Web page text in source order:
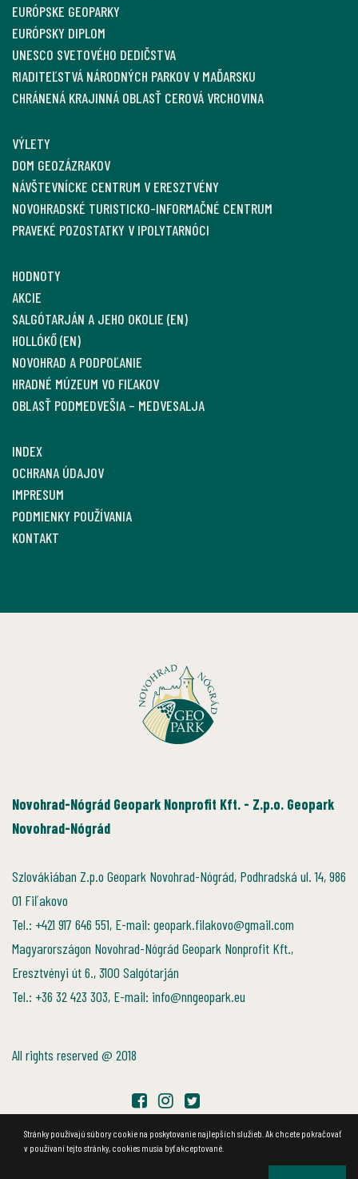
EURÓPSKE GEOPARKY
EURÓPSKY DIPLOM
UNESCO SVETOVÉHO DEDIČSTVA
RIADITEĽSTVÁ NÁRODNÝCH PARKOV V MAĎARSKU
CHRÁNENÁ KRAJINNÁ OBLASŤ CEROVÁ VRCHOVINA
VÝLETY
DOM GEOZÁZRAKOV
NÁVŠTEVNÍCKE CENTRUM V ERESZTVÉNY
NOVOHRADSKÉ TURISTICKO-INFORMAČNÉ CENTRUM
PRAVEKÉ POZOSTATKY V IPOLYTARNÓCI
HODNOTY
AKCIE
SALGÓTARJÁN A JEHO OKOLIE (EN)
HOLLÓKŐ (EN)
NOVOHRAD A PODPOĽANIE
HRADNÉ MÚZEUM VO FIĽAKOV
OBLASŤ PODMEDVEŠIA – MEDVESALJA
INDEX
OCHRANA ÚDAJOV
IMPRESUM
PODMIENKY POUŽÍVANIA
KONTAKT
Novohrad-Nógrád Geopark Nonprofit Kft. - Z.p.o. Geopark
Novohrad-Nógrád
Szlovákiában Z.p.o Geopark Novohrad-Nógrád, Podhradská ul. 14, 986
01 Fiľakovo
Tel.: +421 917 646 551, E-mail: geopark.filakovo@gmail.com
Magyarországon Novohrad-Nógrád Geopark Nonprofit Kft.,
Eresztvényi út 6., 3100 Salgótarján
Tel.: +36 32 423 303, E-mail: info@nngeopark.eu
All rights reserved @ 2018
Stránky používajú súbory cookie na poskytovanie najlepších služieb. Ak chcete pokračovať
v používaní tejto stránky, cookies musia byť akceptované.